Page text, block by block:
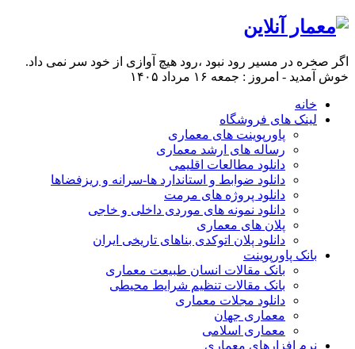
اگر صخره در مسیر رود نبود ،رود هیچ آوازی از خود سر نمی داد.
خوش آمدید - امروز : جمعه ۱۶ مرداد ۱۴۰۵
خانه
لینک های فروشگاه
پاورپوینت های معماری
رساله های ارشد معماری
دانلود مطالعات اقلیمی
دانلود ضوابط و استاندارد ها-سرانه و ریزفضاها
دانلود پروژه های مرمت
دانلود نمونه های موردی داخلی و خاجی
پلان های معماری
دانلود پلان اتوکدی بناهای تاریخی ایران
بانک پاورپوینت
بانک مقالات انسان طبیعت معماری
بانک مقالات تنظیم شرایط محیطی
دانلود مجلات معماری
معماری جهان
معماری اسلامی
نرم افزارهای معماری